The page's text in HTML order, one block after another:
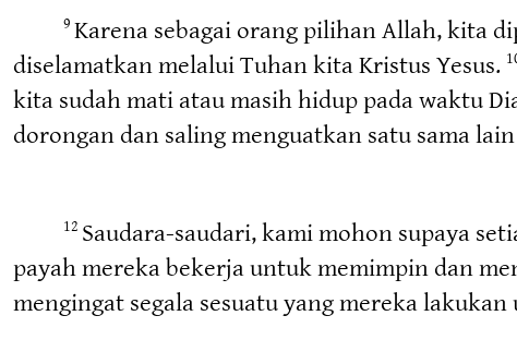
9 Karena sebagai orang pilihan Allah, kita
diselamatkan melalui Tuhan kita Kristus Yesus.
kita sudah mati atau masih hidup pada waktu
dorongan dan saling menguatkan satu sama
12 Saudara-saudari, kami mohon supaya
payah mereka bekerja untuk memimpin dan
mengingat segala sesuatu yang mereka